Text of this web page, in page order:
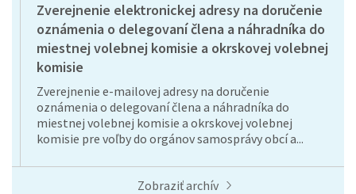
Zverejnenie elektronickej adresy na doručenie
oznámenia o delegovaní člena a náhradníka do
miestnej volebnej komisie a okrskovej volebnej
komisie
Zverejnenie e-mailovej adresy na doručenie
oznámenia o delegovaní člena a náhradníka do
miestnej volebnej komisie a okrskovej volebnej
komisie pre voľby do orgánov samosprávy obcí a...
Zobraziť archív